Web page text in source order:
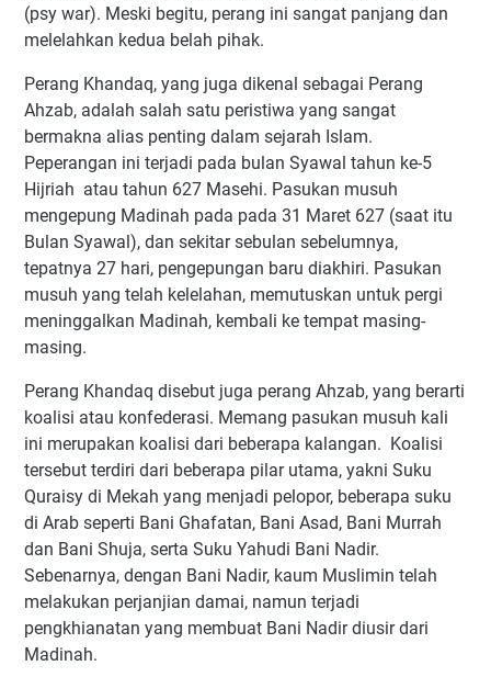
(psy war). Meski begitu, perang ini sangat panjang dan
melelahkan kedua belah pihak.
Perang Khandaq, yang juga dikenal sebagai Perang
Ahzab, adalah salah satu peristiwa yang sangat
bermakna alias penting dalam sejarah Islam.
Peperangan ini terjadi pada bulan Syawal tahun ke-5
Hijriah atau tahun 627 Masehi. Pasukan musuh
mengepung Madinah pada pada 31 Maret 627 (saat itu
Bulan Syawal), dan sekitar sebulan sebelumnya,
tepatnya 27 hari, pengepungan baru diakhiri. Pasukan
musuh yang telah kelelahan, memutuskan untuk pergi
meninggalkan Madinah, kembali ke tempat masing-
masing.
Perang Khandaq disebut juga perang Ahzab, yang berarti
koalisi atau konfederasi. Memang pasukan musuh kali
ini merupakan koalisi dari beberapa kalangan. Koalisi
tersebut terdiri dari beberapa pilar utama, yakni Suku
Quraisy di Mekah yang menjadi pelopor, beberapa suku
di Arab seperti Bani Ghafatan, Bani Asad, Bani Murrah
dan Bani Shuja, serta Suku Yahudi Bani Nadir.
Sebenarnya, dengan Bani Nadir, kaum Muslimin telah
melakukan perjanjian damai, namun terjadi
pengkhianatan yang membuat Bani Nadir diusir dari
Madinah.